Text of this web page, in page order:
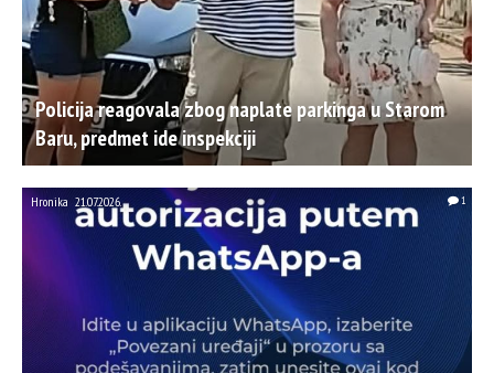
Policija reagovala zbog naplate parkinga u Starom
Baru, predmet ide inspekciji
Hronika 21.07.2026. 1